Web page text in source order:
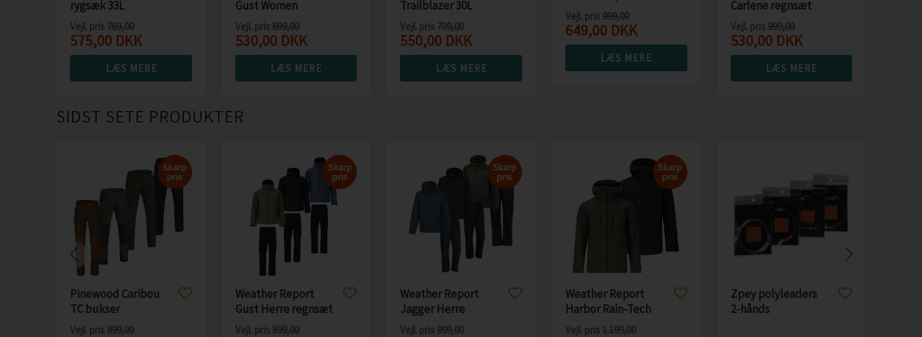
rygsæk 33L
Vejl. pris 769,00
575,00 DKK
LÆS MERE
Gust Women
regnsæt 10.000mm
Vejl. pris 899,00
530,00 DKK
LÆS MERE
Trailblazer 30L
rygsæk
Vejl. pris 799,00
550,00 DKK
LÆS MERE
Vejl. pris 999,00
649,00 DKK
LÆS MERE
Carlene regnsæt
dame 10.000mm
Vejl. pris 999,00
530,00 DKK
LÆS MERE
SIDST SETE PRODUKTER
Skarp
pris
Pinewood Caribou
TC bukser
Vejl. pris 899,00
Skarp
pris
Weather Report
Gust Herre regnsæt
10.000mm
Vejl. pris 899,00
Skarp
pris
Weather Report
Jagger Herre
regnsæt 10.000mm
Vejl. pris 999,00
Skarp
pris
Weather Report
Harbor Rain-Tech
Jacket 20.000mm
Vejl. pris 1.199,00
Zpey polyleaders
2-hånds